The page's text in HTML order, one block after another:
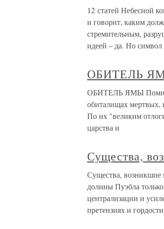
12 статей Небесной
и говорит, каким
стремительным,
идеей – да. Но
ОБИТЕЛЬ
ОБИТЕЛЬ ЯМЫ Помимо
обиталищах мертвых,
По их "великим
царства и
Существа,
Существа,
долины Пуэбла
централизации и
претензиях и